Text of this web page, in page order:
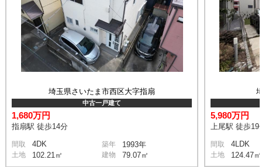
埼玉県さいたま市西区大字指扇
中古一戸建て
1,680万円
指扇駅 徒歩14分
間取 4DK 築年 1993年
土地 102.21㎡ 建物 79.07㎡
5,980万円
上尾駅 徒歩19
間取 4LDK
土地 124.47㎡